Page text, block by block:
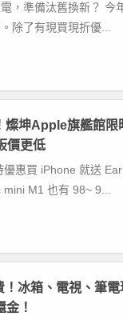
，準備汰舊換新？ 今
除了有現買現折優...
坤Apple旗艦館限
價更低
惠買 iPhone 就送
M1 也有 98~ 9...
冰箱、電視、筆
！